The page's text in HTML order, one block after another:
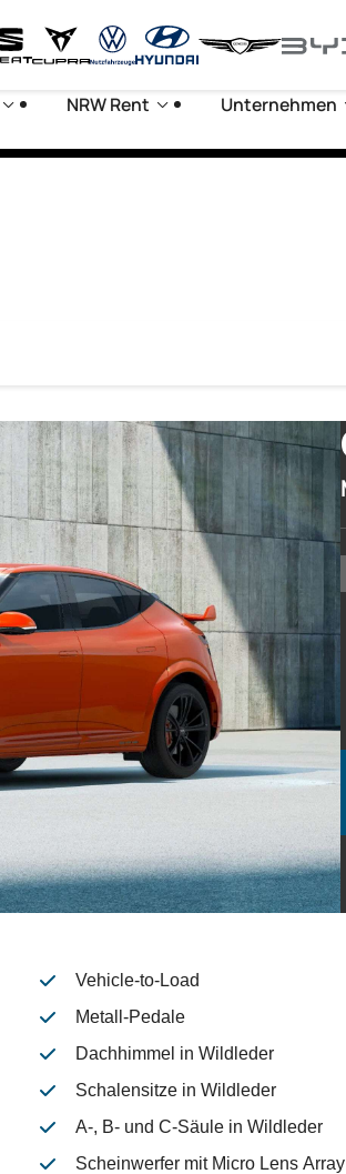
NRW Rent Unternehmen
Vehicle-to-Load
Metall-Pedale
Dachhimmel in Wildleder
Schalensitze in Wildleder
A-, B- und C-Säule in Wildleder
Scheinwerfer mit Micro Lens